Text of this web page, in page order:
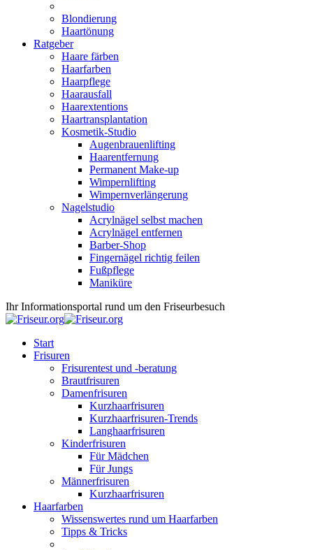
Blondierung
Haartönung
Ratgeber
Haare färben
Haarfarben
Haarpflege
Haarausfall
Haarextentions
Haartransplantation
Kosmetik-Studio
Augenbrauenlifting
Haarentfernung
Permanent Make-up
Wimpernlifting
Wimpernverlängerung
Nagelstudio
Acrylnägel selbst machen
Acrylnägel entfernen
Barber-Shop
Fingernägel richtig feilen
Fußpflege
Maniküre
Ihr Informationsportal rund um den Friseurbesuch
Start
Frisuren
Frisurentest und -beratung
Brautfrisuren
Damenfrisuren
Kurzhaarfrisuren
Kurzhaarfrisuren-Trends
Langhaarfrisuren
Kinderfrisuren
Für Mädchen
Für Jungs
Männerfrisuren
Kurzhaarfrisuren
Haarfarben
Wissenswertes rund um Haarfarben
Tipps & Tricks